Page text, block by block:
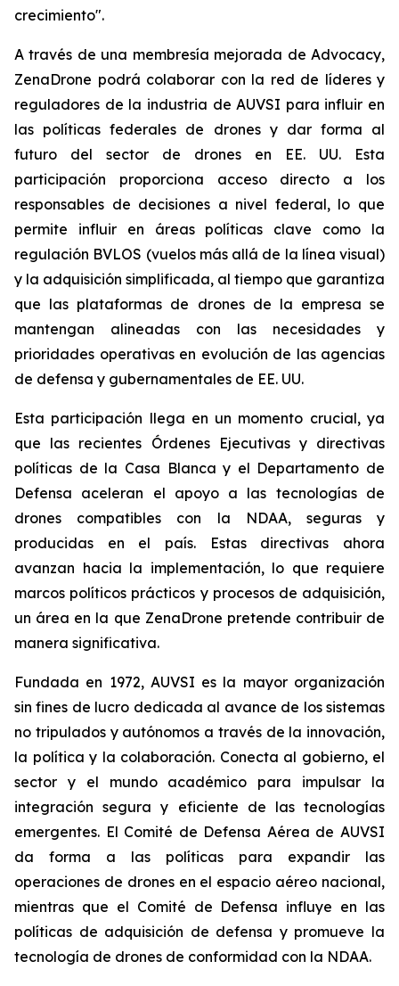
crecimiento".
A través de una membresía mejorada de Advocacy,
ZenaDrone podrá colaborar con la red de líderes y
reguladores de la industria de AUVSI para influir en
las políticas federales de drones y dar forma al
futuro del sector de drones en EE. UU. Esta
participación proporciona acceso directo a los
responsables de decisiones a nivel federal, lo que
permite influir en áreas políticas clave como la
regulación BVLOS (vuelos más allá de la línea visual)
y la adquisición simplificada, al tiempo que garantiza
que las plataformas de drones de la empresa se
mantengan alineadas con las necesidades y
prioridades operativas en evolución de las agencias
de defensa y gubernamentales de EE. UU.
Esta participación llega en un momento crucial, ya
que las recientes Órdenes Ejecutivas y directivas
políticas de la Casa Blanca y el Departamento de
Defensa aceleran el apoyo a las tecnologías de
drones compatibles con la NDAA, seguras y
producidas en el país. Estas directivas ahora
avanzan hacia la implementación, lo que requiere
marcos políticos prácticos y procesos de adquisición,
un área en la que ZenaDrone pretende contribuir de
manera significativa.
Fundada en 1972, AUVSI es la mayor organización
sin fines de lucro dedicada al avance de los sistemas
no tripulados y autónomos a través de la innovación,
la política y la colaboración. Conecta al gobierno, el
sector y el mundo académico para impulsar la
integración segura y eficiente de las tecnologías
emergentes. El Comité de Defensa Aérea de AUVSI
da forma a las políticas para expandir las
operaciones de drones en el espacio aéreo nacional,
mientras que el Comité de Defensa influye en las
políticas de adquisición de defensa y promueve la
tecnología de drones de conformidad con la NDAA.